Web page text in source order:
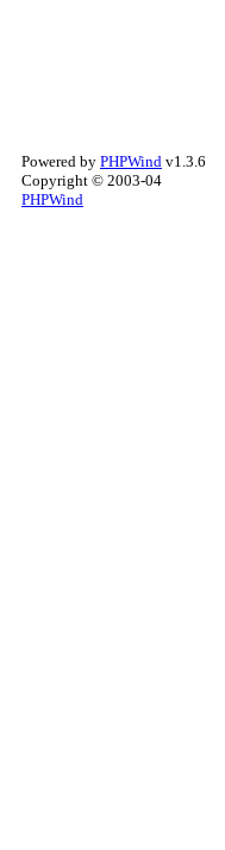
Powered by PHPWind v1.3.6
Copyright © 2003-04
PHPWind